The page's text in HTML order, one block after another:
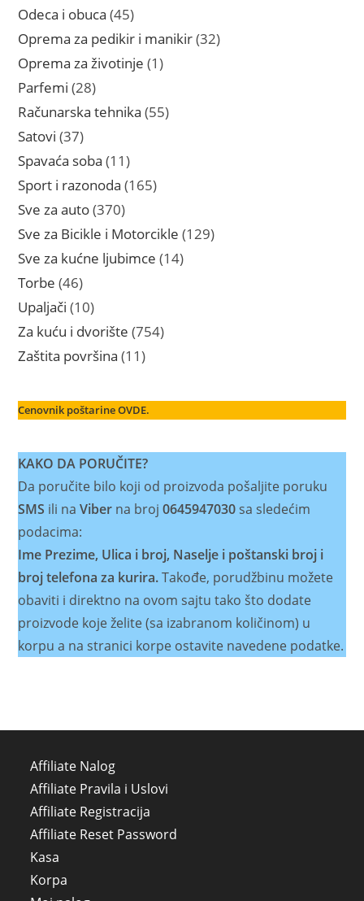
Odeca i obuca 4545
proizvoda
Oprema za pedikir i manikir 3232
Oprema za životinje 11
Parfemi 2828
proizvoda
Računarska tehnika 5555
Satovi 3737
proizvoda
Spavaća soba 1111
proizvoda
Sport i razonoda 165165
Sve za auto 370370
proizvoda
Sve za Bicikle i Motorcikle 129129
Sve za kućne ljubimce 1414
Torbe 4646
proizvoda
Upaljači 1010
proizvoda
Za kuću i dvorište 754754
Zaštita površina 1111
Cenovnik poštarine OVDE.
KAKO DA PORUČITE?
Da poručite bilo koji od proizvoda pošaljite poruku
SMS ili naViber na broj0645947030sa sledećim
podacima:
Ime Prezime, Ulica i broj, Naselje i poštanski broj i
broj telefona za kurira.Takođe, porudžbinu možete
obaviti i direktno na ovom sajtu tako što dodate
proizvode koje želite (sa izabranom količinom) u
korpu a na stranici korpe ostavite navedene podatke.
Affiliate Nalog
Affiliate Pravila i Uslovi
Affiliate Registracija
Affiliate Reset Password
Kasa
Korpa